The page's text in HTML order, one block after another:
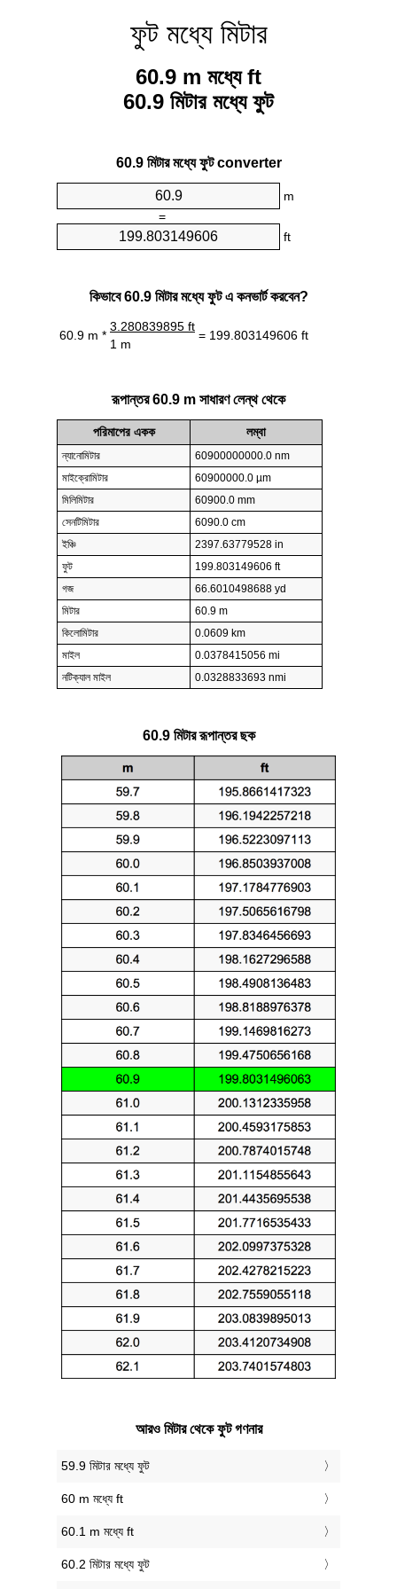
ফুট মধ্যে মিটার
60.9 m মধ্যে ft
60.9 মিটার মধ্যে ফুট
60.9 মিটার মধ্যে ফুট converter
m
=
ft
কিভাবে 60.9 মিটার মধ্যে ফুট এ কনভার্ট করবেন?
60.9 m *
3.280839895 ft
= 199.803149606 ft
1 m
রূপান্তর 60.9 m সাধারণ লেন্থ থেকে
পরিমাপের একক লম্বা
ন্যানোমিটার
60900000000.0 nm
মাইক্রোমিটার
60900000.0 µm
মিলিমিটার
60900.0 mm
সেনটিমিটার
6090.0 cm
ইঞ্চি
2397.63779528 in
ফুট
199.803149606 ft
গজ
66.6010498688 yd
মিটার
60.9 m
কিলোমিটার
0.0609 km
মাইল
0.0378415056 mi
নটিক্যাল মাইল
0.0328833693 nmi
60.9 মিটার রূপান্তর ছক
আরও মিটার থেকে ফুট গণনার
59.9 মিটার মধ্যে ফুট
60 m মধ্যে ft
60.1 m মধ্যে ft
60.2 মিটার মধ্যে ফুট